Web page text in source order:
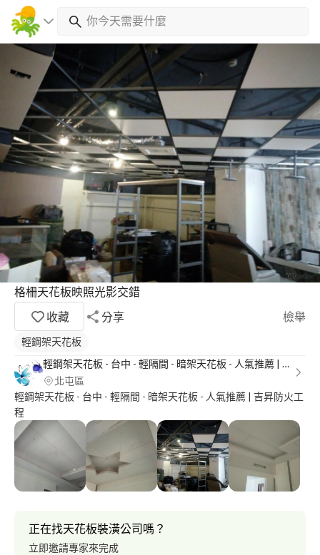
格柵天花板映照光影交錯
收藏
分享 檢舉
輕鋼架天花板
輕鋼架天花板 - 台中 - 輕隔間 - 暗架天花板 - 人氣推薦 | 吉昇防火工程
北屯區
輕鋼架天花板 - 台中 - 輕隔間 - 暗架天花板 - 人氣推薦 | 吉昇防火工
程
正在找天花板裝潢公司嗎？
立即邀請專家來完成